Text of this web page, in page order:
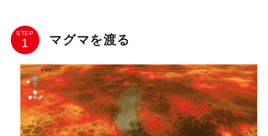
STEP マグマを渡る